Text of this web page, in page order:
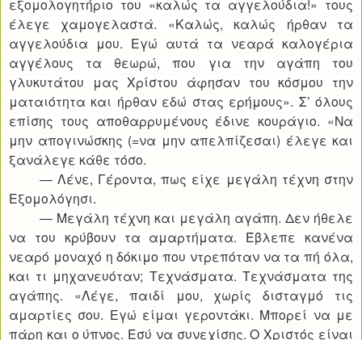
εξομολογητήριο του «καλώς τα αγγελούδια!» τους
έλεγε χαμογελαστά. «Καλώς, καλώς ήρθαν τα
αγγελούδια μου. Εγώ αυτά τα νεαρά καλογέρια
αγγέλους τα θεωρώ, που για την αγάπη του
γλυκυτάτου μας Χρίστου άφησαν του κόσμου την
ματαιότητα και ήρθαν εδώ στας ερήμους». Σ’ όλους
επίσης τους αποθαρρυμένους έδινε κουράγιο. «Να
μην απογινώσκης (=να μην απελπίζεσαι) έλεγε και
ξανάλεγε κάθε τόσο.
— Λένε, Γέροντα, πως είχε μεγάλη τέχνη στην
Εξομολόγησι.
— Μεγάλη τέχνη και μεγάλη αγάπη. Δεν ήθελε
να του κρύβουν τα αμαρτήματα. Έβλεπε κανένα
νεαρό μοναχό η δόκιμο που ντρεπόταν να τα πή όλα,
και τι μηχανευόταν; Τεχνάσματα. Τεχνάσματα της
αγάπης. «Λέγε, παιδί μου, χωρίς δισταγμό τις
αμαρτίες σου. Εγώ είμαι γεροντάκι. Μπορεί να με
πάρη και ο ύπνος. Εσύ να συνεχίσης. Ο Χριστός είναι